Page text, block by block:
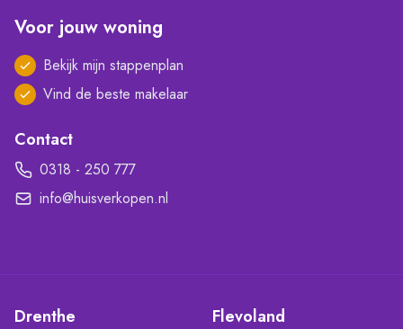
Voor jouw woning
Bekijk mijn stappenplan
Vind de beste makelaar
Contact
0318 - 250 777
info@huisverkopen.nl
Drenthe Flevoland